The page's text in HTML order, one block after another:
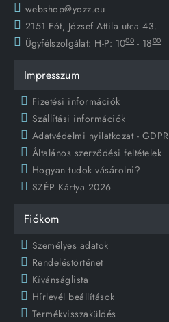
webshop@yozz.eu
2151 Fót, József Attila utca 43.
Ügyfélszolgálat: H-P: 1000 - 1800
Impresszum
Fizetési információk
Szállítási információk
Adatvédelmi nyilatkozat - GDPR
Általános szerződési feltételek
Hogyan tudok vásárolni?
SZÉP Kártya 2026
Fiókom
Személyes adatok
Rendeléstörténet
Kívánságlista
Hírlevél beállítások
Termékvisszaküldés